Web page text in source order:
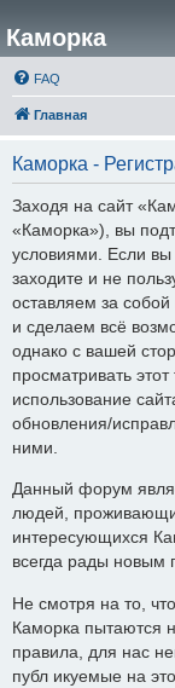
Каморка
FAQ
Главная
Каморка -
Заходя на сайт
«Каморка»), вы
условиями. Если
заходите и не
оставляем за
и сделаем всё
однако с вашей
просматривать
использование
обновления/
ними.
Данный форум
людей,
интересующихся
всегда рады новым
Не смотря на то,
Каморка пытаются
правила, для нас
публ икуемые на